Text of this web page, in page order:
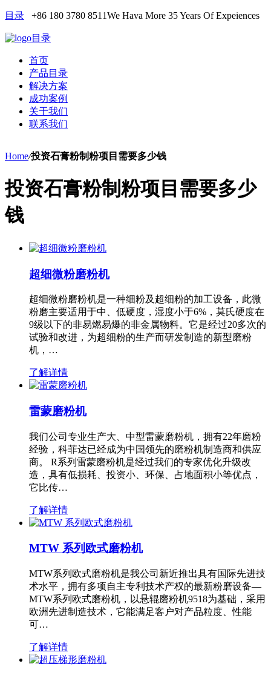
目录 +86 180 3780 8511We Hava More 35 Years Of Expeiences
目录
首页
产品目录
解决方案
成功案例
关于我们
联系我们
Home/投资石膏粉制粉项目需要多少钱
投资石膏粉制粉项目需要多少
钱
超细微粉磨粉机
超细微粉磨粉机是一种细粉及超细粉的加工设备，此微
粉磨主要适用于中、低硬度，湿度小于6%，莫氏硬度在
9级以下的非易燃易爆的非金属物料。它是经过20多次的
试验和改进，为超细粉的生产而研发制造的新型磨粉
机，…
了解详情
雷蒙磨粉机
我们公司专业生产大、中型雷蒙磨粉机，拥有22年磨粉
经验，科菲达已经成为中国领先的磨粉机制造商和供应
商。 R系列雷蒙磨粉机是经过我们的专家优化升级改
造，具有低损耗、投资小、环保、占地面积小等优点，
它比传…
了解详情
MTW 系列欧式磨粉机
MTW系列欧式磨粉机是我公司新近推出具有国际先进技
术水平，拥有多项自主专利技术产权的最新粉磨设备—
MTW系列欧式磨粉机，以悬辊磨粉机9518为基础，采用
欧洲先进制造技术，它能满足客户对产品粒度、性能
可…
了解详情